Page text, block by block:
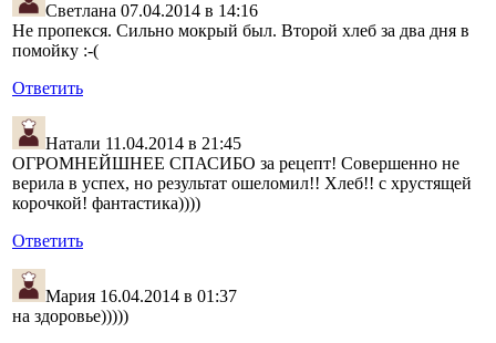
Светлана 07.04.2014 в 14:16
Не пропекся. Сильно мокрый был. Второй хлеб за два дня в
помойку :-(
Ответить
Натали 11.04.2014 в 21:45
ОГРОМНЕЙШНЕЕ СПАСИБО за рецепт! Совершенно не
верила в успех, но результат ошеломил!! Хлеб!! с хрустящей
корочкой! фантастика))))
Ответить
Мария 16.04.2014 в 01:37
на здоровье)))))